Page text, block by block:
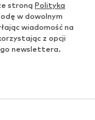
stroną Polityka
w dowolnym
wiadomość na
z opcji
newslettera.